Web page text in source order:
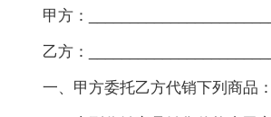
甲方：_______________________
乙方：
一、甲方委托乙方代销下列商品：